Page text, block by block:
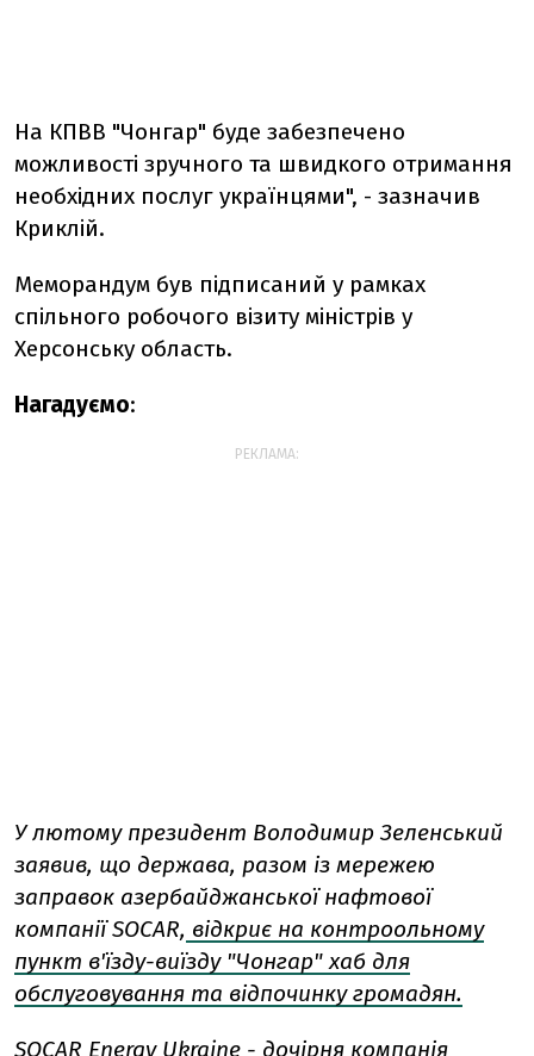
На КПВВ "Чонгар" буде забезпечено
можливості зручного та швидкого отримання
необхідних послуг українцями", - зазначив
Криклій.
Меморандум був підписаний у рамках
спільного робочого візиту міністрів у
Херсонську область.
Нагадуємо:
РЕКЛАМА:
У лютому президент Володимир Зеленський
заявив, що держава, разом із мережею
заправок азербайджанської нафтової
компанії SOCAR, відкриє на контроольному
пункт в'їзду-виїзду "Чонгар" хаб для
обслуговування та відпочинку громадян.
SOCAR Energy Ukraine - дочірня компанія